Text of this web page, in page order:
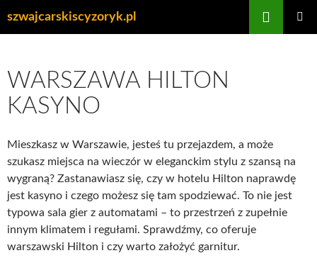
szwajcarskiscyzoryk.pl
WARSZAWA HILTON
KASYNO
Mieszkasz w Warszawie, jesteś tu przejazdem, a może
szukasz miejsca na wieczór w eleganckim stylu z szansą na
wygraną? Zastanawiasz się, czy w hotelu Hilton naprawdę
jest kasyno i czego możesz się tam spodziewać. To nie jest
typowa sala gier z automatami – to przestrzeń z zupełnie
innym klimatem i regułami. Sprawdźmy, co oferuje
warszawski Hilton i czy warto założyć garnitur.